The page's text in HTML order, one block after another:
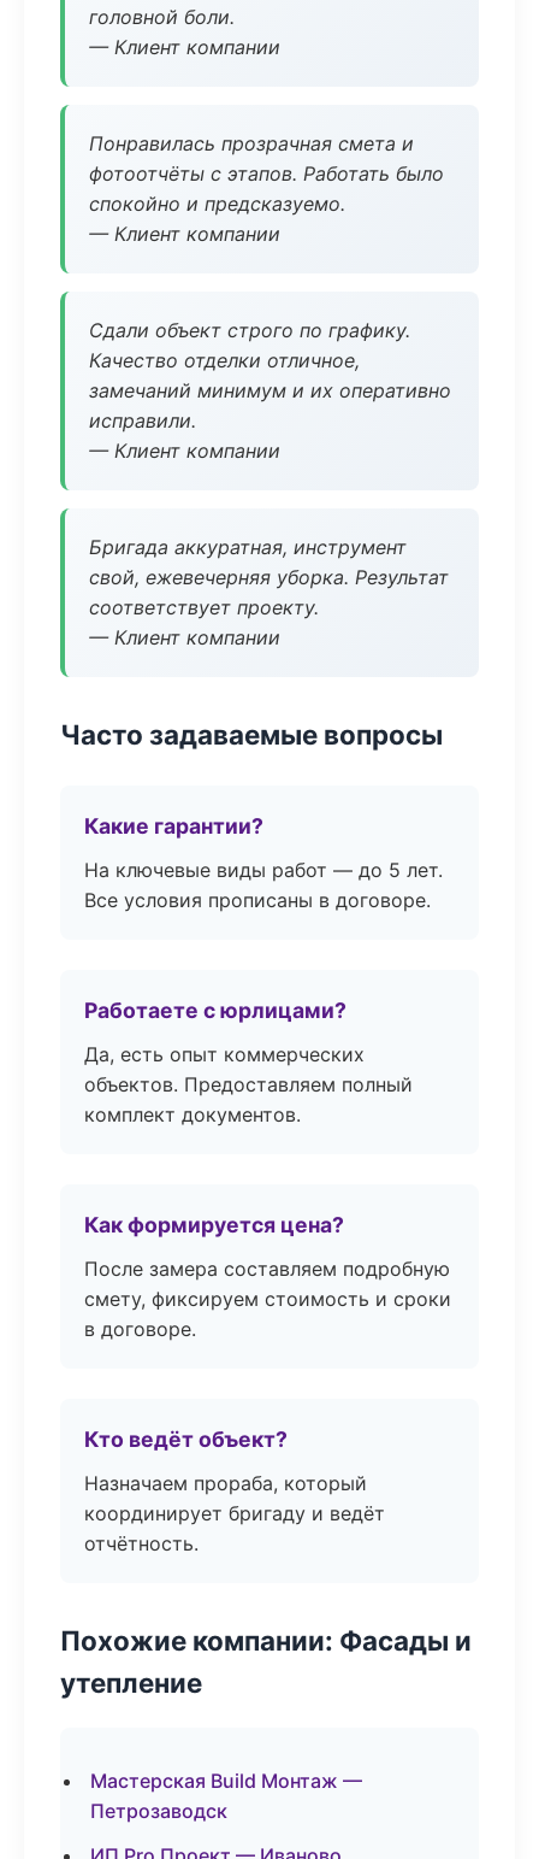
головной боли.
— Клиент компании
Понравилась прозрачная смета и
фотоотчёты с этапов. Работать было
спокойно и предсказуемо.
— Клиент компании
Сдали объект строго по графику.
Качество отделки отличное,
замечаний минимум и их оперативно
исправили.
— Клиент компании
Бригада аккуратная, инструмент
свой, ежевечерняя уборка. Результат
соответствует проекту.
— Клиент компании
Часто задаваемые вопросы
Какие гарантии?
На ключевые виды работ — до 5 лет.
Все условия прописаны в договоре.
Работаете с юрлицами?
Да, есть опыт коммерческих
объектов. Предоставляем полный
комплект документов.
Как формируется цена?
После замера составляем подробную
смету, фиксируем стоимость и сроки
в договоре.
Кто ведёт объект?
Назначаем прораба, который
координирует бригаду и ведёт
отчётность.
Похожие компании: Фасады и
утепление
Мастерская Build Монтаж —
Петрозаводск